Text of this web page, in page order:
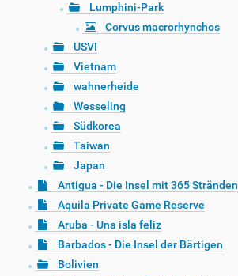
Lumphini-Park
Corvus macrorhynchos
USVI
Vietnam
wahnerheide
Wesseling
Südkorea
Taiwan
Japan
Antigua - Die Insel mit 365 Stränden
Aquila Private Game Reserve
Aruba - Una isla feliz
Barbados - Die Insel der Bärtigen
Bolivien